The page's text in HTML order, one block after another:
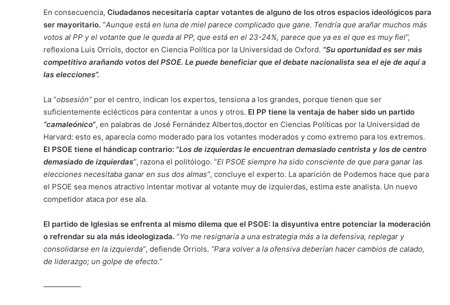
En consecuencia, Ciudadanos necesitaría captar votantes de alguno de los otros espacios ideológicos para
ser mayoritario. “Aunque está en luna de miel parece complicado que gane. Tendría que arañar muchos más
votos al PP y el votante que le queda al PP, que está en el 23-24%, parece que ya es el que es muy fiel”,
reflexiona Luis Orriols, doctor en Ciencia Política por la Universidad de Oxford. “Su oportunidad es ser más
competitivo arañando votos del PSOE. Le puede beneficiar que el debate nacionalista sea el eje de aquí a
las elecciones”.
La “obsesión” por el centro, indican los expertos, tensiona a los grandes, porque tienen que ser
suficientemente eclécticos para contentar a unos y otros. El PP tiene la ventaja de haber sido un partido
“camaleónico”, en palabras de José Fernández Albertos,doctor en Ciencias Políticas por la Universidad de
Harvard: esto es, aparecía como moderado para los votantes moderados y como extremo para los extremos.
El PSOE tiene el hándicap contrario: “Los de izquierdas le encuentran demasiado centrista y los de centro
demasiado de izquierdas”, razona el politólogo. “El PSOE siempre ha sido consciente de que para ganar las
elecciones necesitaba ganar en sus dos almas”, concluye el experto. La aparición de Podemos hace que para
el PSOE sea menos atractivo intentar motivar al votante muy de izquierdas, estima este analista. Un nuevo
competidor ataca por ese ala.
El partido de Iglesias se enfrenta al mismo dilema que el PSOE: la disyuntiva entre potenciar la moderación
o refrendar su ala más ideologizada. “Yo me resignaría a una estrategia más a la defensiva, replegar y
consolidarse en la izquierda”, defiende Orriols. “Para volver a la ofensiva deberían hacer cambios de calado,
de liderazgo; un golpe de efecto.”
—————